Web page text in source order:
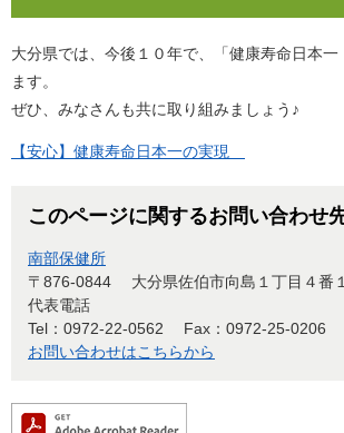
大分県では、今後１０年で、「健康寿命日本一
ます。
ぜひ、みなさんも共に取り組みましょう♪
【安心】健康寿命日本一の実現
このページに関するお問い合わせ
南部保健所
〒876-0844
大分県佐伯市向島１丁目４番
代表電話
Tel：0972-22-0562
Fax：0972-25-0206
お問い合わせはこちらから